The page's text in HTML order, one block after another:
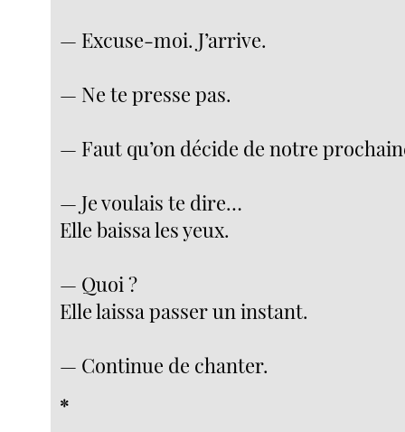
— Excuse-moi. J’arrive.
— Ne te presse pas.
— Faut qu’on décide de notre
— Je voulais te dire…
Elle baissa les yeux.
— Quoi ?
Elle laissa passer un instant.
— Continue de chanter.
*